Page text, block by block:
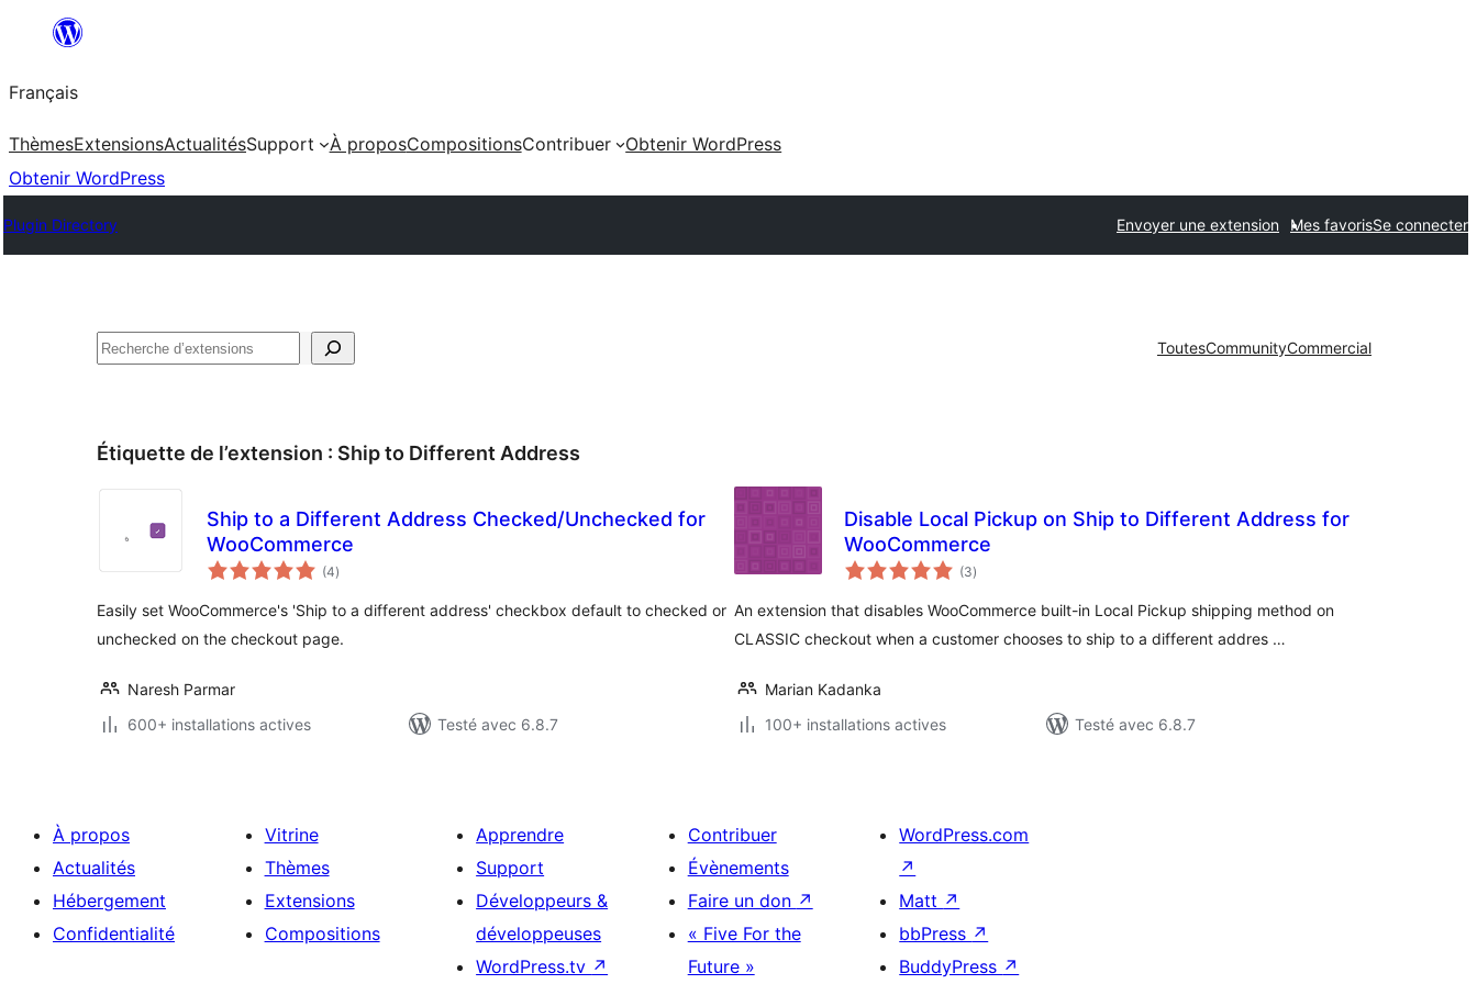
contenu
Français
ThèmesExtensionsActualitésSupport À proposCompositionsContribuer
Obtenir WordPress
Obtenir WordPress
Plugin Directory Envoyer une extension Mes favorisSe connecter
Rechercher ToutesCommunityCommercial
Étiquette de l’extension : Ship to Different Address
Ship to a Different Address Checked/Unchecked for
WooCommerce
(4notes
en
)
Easily set WooCommerce's 'Ship to a different address' checkbox default to checked or
unchecked on the checkout page.
Naresh Parmar
600+ installations actives
Testé avec 6.8.7
Disable Local Pickup on Ship to Different Address for
WooCommerce
(3notes
en
)
An extension that disables WooCommerce built-in Local Pickup shipping method on
CLASSIC checkout when a customer chooses to ship to a different addres …
Marian Kadanka
100+ installations actives
Testé avec 6.8.7
À propos
Actualités
Hébergement
Confidentialité
Vitrine
Thèmes
Extensions
Compositions
Apprendre
Support
Développeurs &
développeuses
WordPress.tv ↗
Contribuer
Évènements
Faire un don ↗
« Five For the
Future »
WordPress.com
↗
Matt ↗
bbPress ↗
BuddyPress ↗